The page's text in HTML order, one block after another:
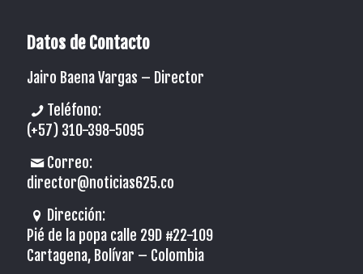
Datos de Contacto
Jairo Baena Vargas – Director
Teléfono:
(+57) 310-398-5095
Correo:
director@noticias625.co
Dirección:
Pié de la popa calle 29D #22-109
Cartagena, Bolívar – Colombia